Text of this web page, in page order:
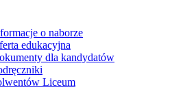
o naborze
edukacyjna
dla kandydatów
Liceum